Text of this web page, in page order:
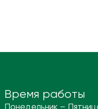
Время работы
Понедельник –